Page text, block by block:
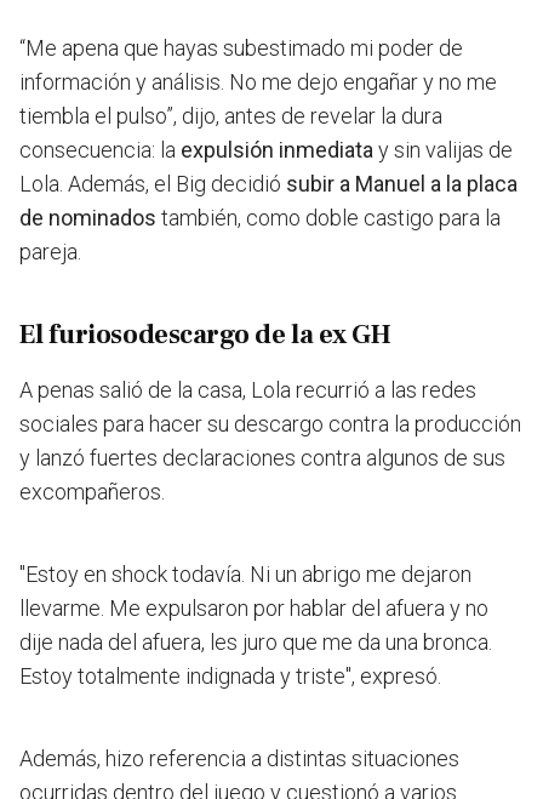
“Me apena que hayas subestimado mi poder de
información y análisis. No me dejo engañar y no me
tiembla el pulso”, dijo, antes de revelar la dura
consecuencia: la expulsión inmediata y sin valijas de
Lola. Además, el Big decidió subir a Manuel a la placa
de nominados también, como doble castigo para la
pareja.
El furiosodescargo de la ex GH
A penas salió de la casa, Lola recurrió a las redes
sociales para hacer su descargo contra la producción
y lanzó fuertes declaraciones contra algunos de sus
excompañeros.
"Estoy en shock todavía. Ni un abrigo me dejaron
llevarme. Me expulsaron por hablar del afuera y no
dije nada del afuera, les juro que me da una bronca.
Estoy totalmente indignada y triste", expresó.
Además, hizo referencia a distintas situaciones
ocurridas dentro del juego y cuestionó a varios